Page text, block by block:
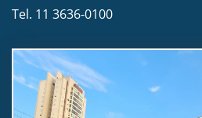
Tel. 11 3636-0100